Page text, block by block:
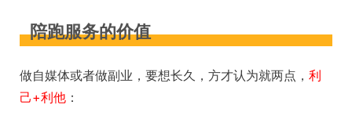
陪跑服务的价值
做自媒体或者做副业，要想长久，方才认为就两点， 利
己+利他 ：